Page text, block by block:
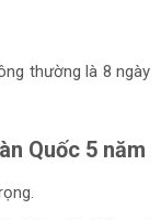
thường là 8 ngày
Quốc 5 năm